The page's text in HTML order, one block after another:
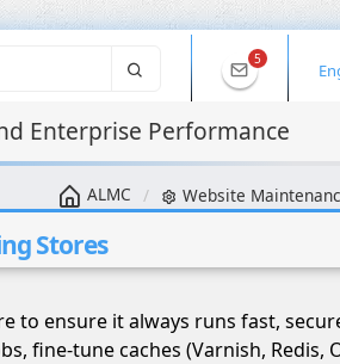
5
Enterprise Performance
ALMC Website
Stores
ensure it always runs fast,
fine-tune caches (Varnish, Redis,